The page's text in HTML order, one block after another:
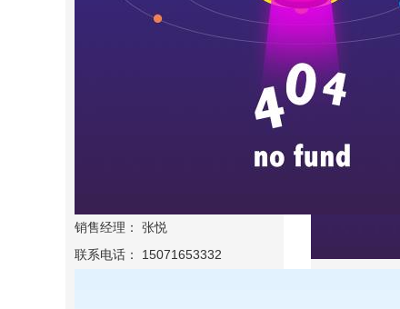
销售经理： 张悦
联系电话： 15071653332